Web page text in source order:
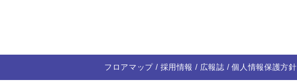
フロアマップ 採用情報 広報誌 個人情報保護方針